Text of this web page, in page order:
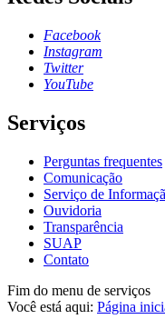
Facebook
Instagram
Twitter
YouTube
Serviços
Perguntas frequentes
Comunicação
Serviço de
Ouvidoria
Transparência
SUAP
Contato
Fim do menu de serviços
Você está aqui: Página